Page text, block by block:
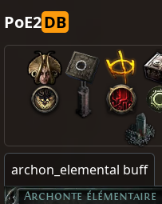
PoE2DB
archon_elemental buff
Archonte élémentaire